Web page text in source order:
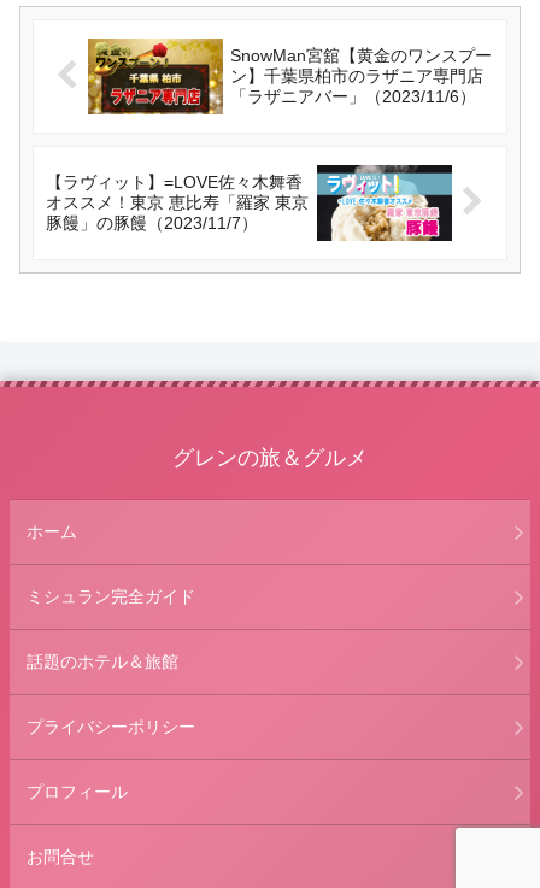
SnowMan宮舘【黄金のワンスプー
ン】千葉県柏市のラザニア専門店
「ラザニアバー」（2023/11/6）
【ラヴィット】=LOVE佐々木舞香
オススメ！東京 恵比寿「羅家 東京
豚饅」の豚饅（2023/11/7）
グレンの旅＆グルメ
ホーム
ミシュラン完全ガイド
話題のホテル＆旅館
プライバシーポリシー
プロフィール
お問合せ